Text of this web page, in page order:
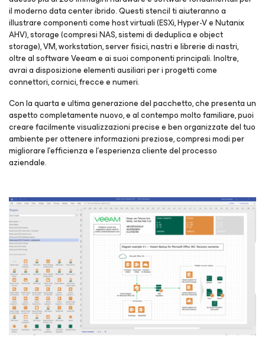
il moderno data center ibrido. Questi stencil ti aiuteranno a
illustrare componenti come host virtuali (ESXi, Hyper-V e Nutanix
AHV), storage (compresi NAS, sistemi di deduplica e object
storage), VM, workstation, server fisici, nastri e librerie di nastri,
oltre al software Veeam e ai suoi componenti principali. Inoltre,
avrai a disposizione elementi ausiliari per i progetti come
connettori, cornici, frecce e numeri.
Con la quarta e ultima generazione del pacchetto, che presenta un
aspetto completamente nuovo, e al contempo molto familiare, puoi
creare facilmente visualizzazioni precise e ben organizzate del tuo
ambiente per ottenere informazioni preziose, compresi modi per
migliorare l'efficienza e l'esperienza cliente del processo
aziendale.